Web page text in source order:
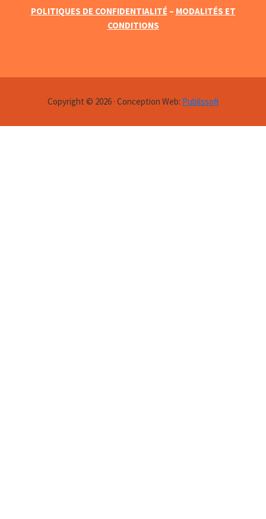
POLITIQUES DE CONFIDENTIALITÉ – MODALITÉS ET
CONDITIONS
Copyright © 2026 · Conception Web: Publissoft